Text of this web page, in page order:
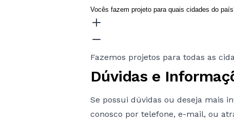
Vocês fazem projeto para quais cidades do
Fazemos projetos para todas as
Dúvidas e
Se possui dúvidas ou deseja mais
conosco por telefone, e-mail, ou